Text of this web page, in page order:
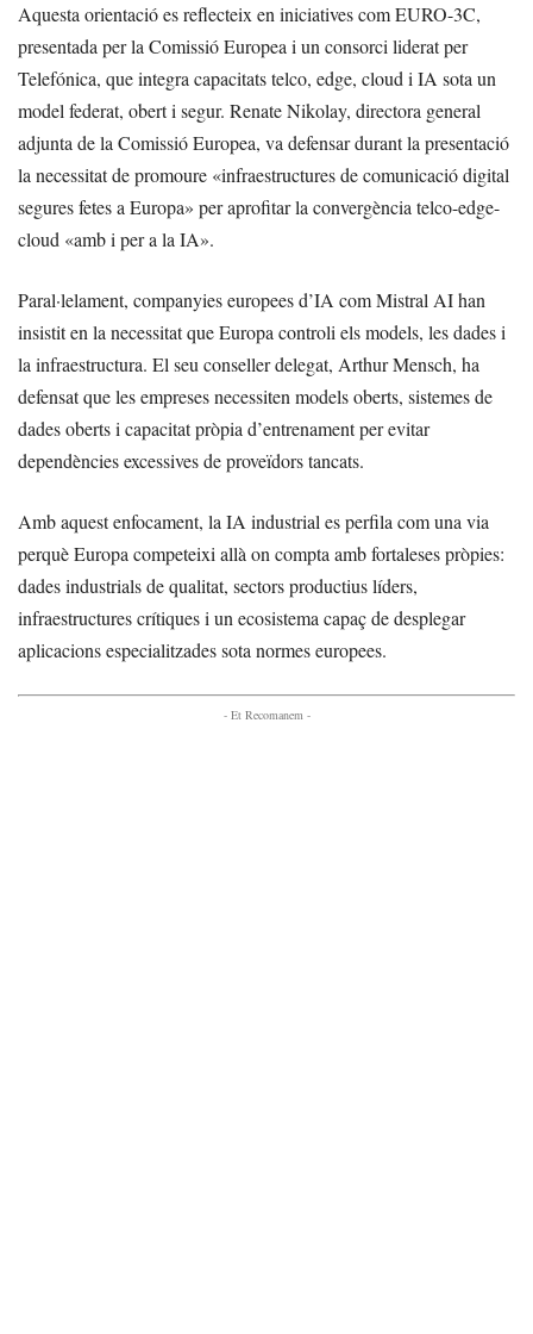
Aquesta orientació es reflecteix en iniciatives com EURO-3C,
presentada per la Comissió Europea i un consorci liderat per
Telefónica, que integra capacitats telco, edge, cloud i IA sota un
model federat, obert i segur. Renate Nikolay, directora general
adjunta de la Comissió Europea, va defensar durant la presentació
la necessitat de promoure «infraestructures de comunicació digital
segures fetes a Europa» per aprofitar la convergència telco-edge-
cloud «amb i per a la IA».
Paral·lelament, companyies europees d’IA com Mistral AI han
insistit en la necessitat que Europa controli els models, les dades i
la infraestructura. El seu conseller delegat, Arthur Mensch, ha
defensat que les empreses necessiten models oberts, sistemes de
dades oberts i capacitat pròpia d’entrenament per evitar
dependències excessives de proveïdors tancats.
Amb aquest enfocament, la IA industrial es perfila com una via
perquè Europa competeixi allà on compta amb fortaleses pròpies:
dades industrials de qualitat, sectors productius líders,
infraestructures crítiques i un ecosistema capaç de desplegar
aplicacions especialitzades sota normes europees.
- Et Recomanem -